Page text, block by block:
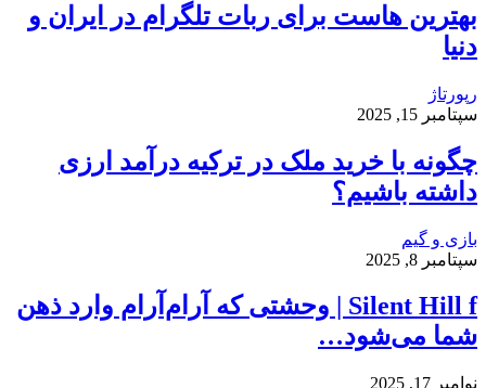
بهترین هاست برای ربات تلگرام در ایران و
دنیا
رپورتاژ
سپتامبر 15, 2025
چگونه با خرید ملک در ترکیه درآمد ارزی
داشته باشیم؟
بازی و گیم
سپتامبر 8, 2025
Silent Hill f | وحشتی که آرام‌آرام وارد ذهن
شما می‌شود…
نوامبر 17, 2025